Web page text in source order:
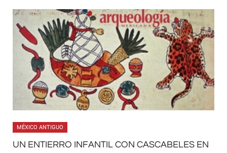
MÉXICO ANTIGUO
UN ENTIERRO INFANTIL CON CASCABELES EN